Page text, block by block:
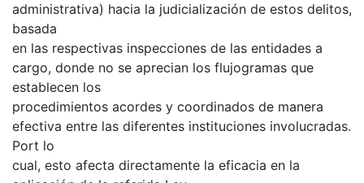
administrativa) hacia la judicialización de estos delitos,
basada
en las respectivas inspecciones de las entidades a
cargo, donde no se aprecian los flujogramas que
establecen los
procedimientos acordes y coordinados de manera
efectiva entre las diferentes instituciones involucradas.
Port lo
cual, esto afecta directamente la eficacia en la